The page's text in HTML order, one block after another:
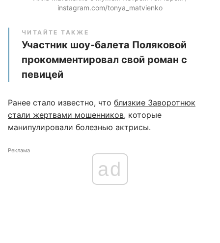
instagram.com/tonya_matvienko
ЧИТАЙТЕ ТАКЖЕ
Участник шоу-балета Поляковой
прокомментировал свой роман с
певицей
Ранее стало известно, что близкие Заворотнюк
стали жертвами мошенников, которые
манипулировали болезнью актрисы.
Реклама
ad